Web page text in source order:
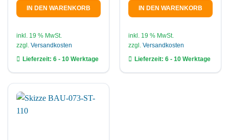
IN DEN WARENKORB
inkl. 19 % MwSt.
zzgl. Versandkosten
Lieferzeit: 6 - 10 Werktage
IN DEN WARENKORB
inkl. 19 % MwSt.
zzgl. Versandkosten
Lieferzeit: 6 - 10 Werktage